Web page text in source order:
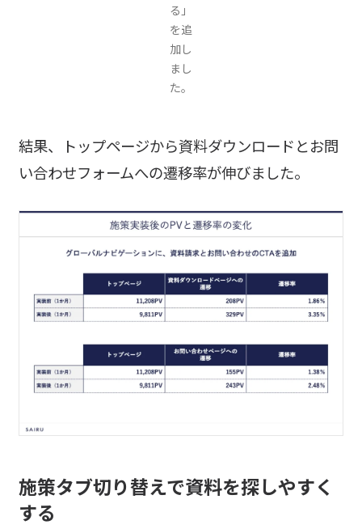
る」
を追
加し
まし
た。
結果、トップページから資料ダウンロードとお問
い合わせフォームへの遷移率が伸びました。
施策タブ切り替えで資料を探しやすく
する